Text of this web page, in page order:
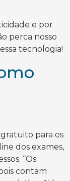
e por
perca nosso
tecnologia!
para os
dos exames,
“Os
contam